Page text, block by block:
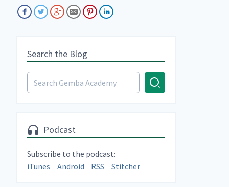
Search the Blog
Podcast
Subscribe to the podcast:
iTunes
Android RSS Stitcher